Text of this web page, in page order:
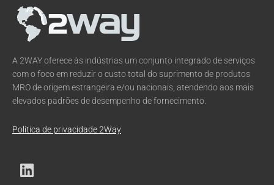
A 2WAY oferece às indústrias um conjunto integrado de serviços
com o foco em reduzir o custo total do suprimento de produtos
MRO de origem estrangeira e/ou nacionais, atendendo aos mais
elevados padrões de desempenho de fornecimento.
Política de privacidade 2Way